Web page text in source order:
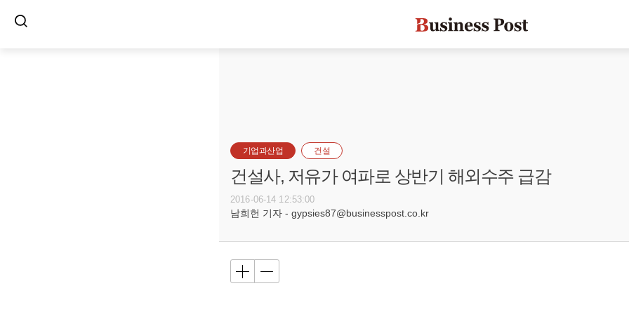
기업과산업 건설
건설사, 저유가 여파로 상반기 해외수주 급감
2016-06-14 12:53:00
남희헌 기자 - gypsies87@businesspost.co.kr